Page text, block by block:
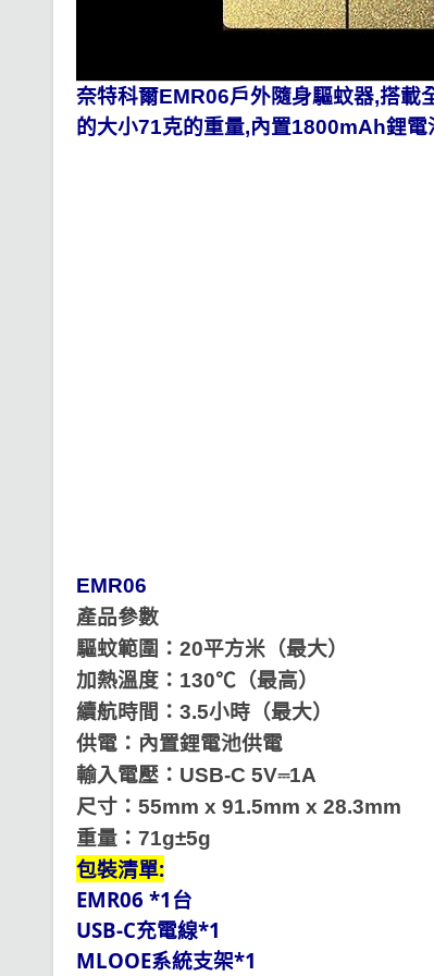
奈特科爾EMR06戶外隨身驅蚊器,搭載
的大小71克的重量,內置1800mAh鋰電
EMR06
產品參數
驅蚊範圍：20平方米（最大）
加熱溫度：130℃（最高）
續航時間：3.5小時（最大）
供電：內置鋰電池供電
輸入電壓：USB-C 5V⎓1A
尺寸：55mm x 91.5mm x 28.3mm
重量：71g±5g
包裝清單:
EMR06 *1台
USB-C充電線*1
MLOOE系統支架*1